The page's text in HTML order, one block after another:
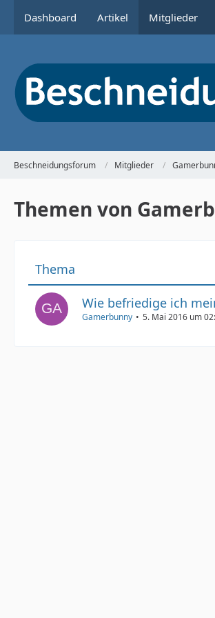
Dashboard Artikel Mitglieder
Beschneidungsforum Mitglieder
Themen von
Thema
Wie befriedige ich
Gamerbunny 5. Mai 2016 um